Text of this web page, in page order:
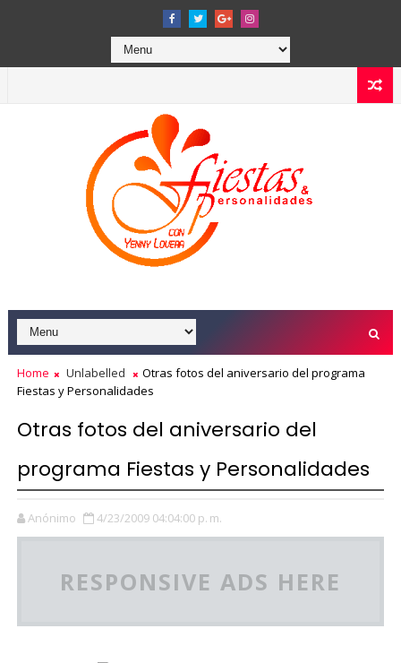
Home Unlabelled
Otras fotos del aniversario del programa
Fiestas y Personalidades
Otras fotos del aniversario del
programa Fiestas y Personalidades
Anónimo 4/23/2009 04:04:00 p. m.
RESPONSIVE ADS HERE